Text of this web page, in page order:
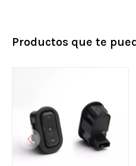
Productos que te